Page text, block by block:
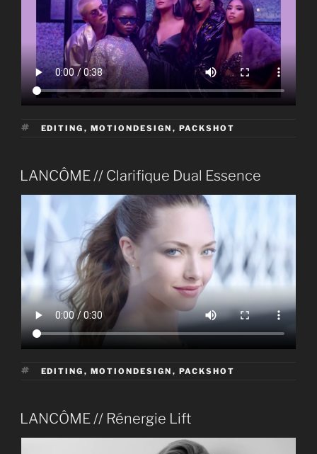
ÉTIQUETTES
EDITING , MOTIONDESIGN , PACKSHOT
PUBLIÉ
LE
LANCÔME // Clarifique Dual Essence
ÉTIQUETTES
EDITING , MOTIONDESIGN , PACKSHOT
PUBLIÉ
LE
LANCÔME // Rénergie Lift